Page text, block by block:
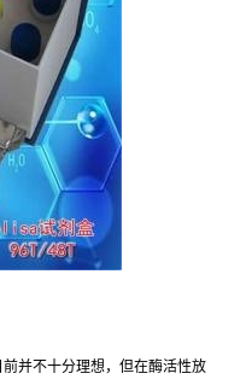
并不十分理想，但在酶活性放